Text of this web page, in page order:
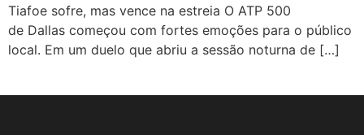
Tiafoe sofre, mas vence na estreia O ATP 500
de Dallas começou com fortes emoções para o público
local. Em um duelo que abriu a sessão noturna de […]